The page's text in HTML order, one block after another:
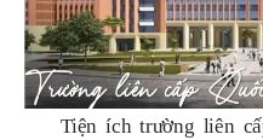
Tiện ích trường liên